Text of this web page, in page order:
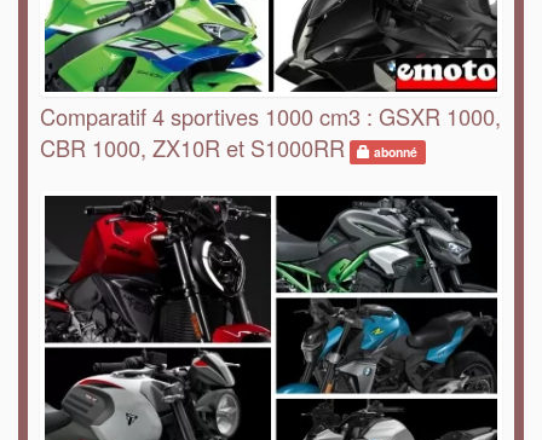
Comparatif 4 sportives 1000 cm3 : GSXR 1000,
CBR 1000, ZX10R et S1000RR
abonné